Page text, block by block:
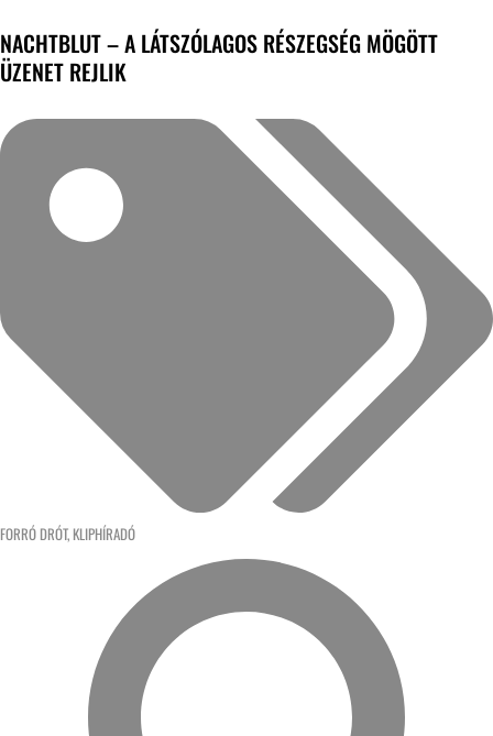
NACHTBLUT – A LÁTSZÓLAGOS RÉSZEGSÉG MÖGÖTT
ÜZENET REJLIK
FORRÓ DRÓT, KLIPHÍRADÓ